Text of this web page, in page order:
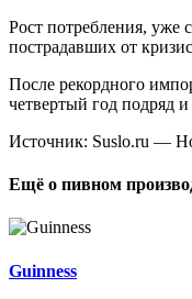
Рост потребления, уже
пострадавших от
После рекордного
четвертый год подряд
Источник: Suslo.ru —
Ещё о пивном
Guinness